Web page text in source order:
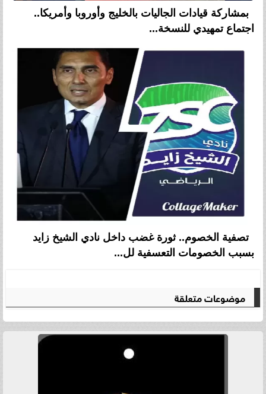
بمشاركة قيادات الجاليات بالخليج وأوروبا وأمريكا..
اجتماع تمهيدي للنسخة...
تصفية الخصوم.. ثورة غضب داخل نادي الشيخ زايد
بسبب الخصومات التعسفية لل...
موضوعات متعلقة